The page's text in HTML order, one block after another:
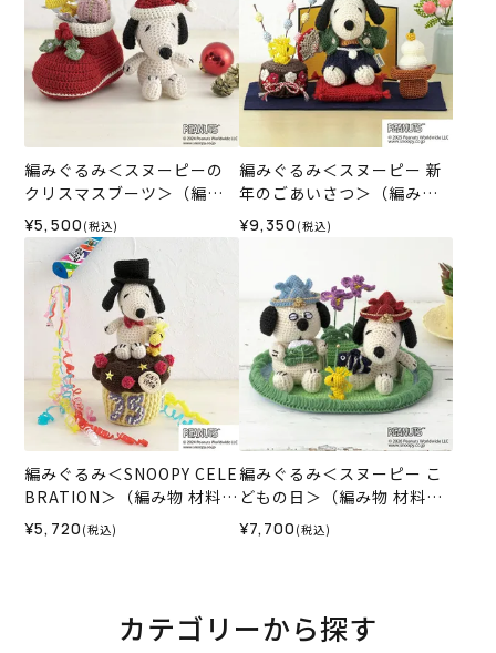
編みぐるみ＜スヌーピーの
クリスマスブーツ＞（編み
物 材料セット）
¥5,500 (税込)
編みぐるみ＜スヌーピー 新
年のごあいさつ＞（編み物
材料セット）
¥9,350 (税込)
編みぐるみ＜SNOOPY CELE
BRATION＞（編み物 材料セ
ット）
¥5,720 (税込)
編みぐるみ＜スヌーピー こ
どもの日＞（編み物 材料セ
ット）
¥7,700 (税込)
カテゴリーから探す